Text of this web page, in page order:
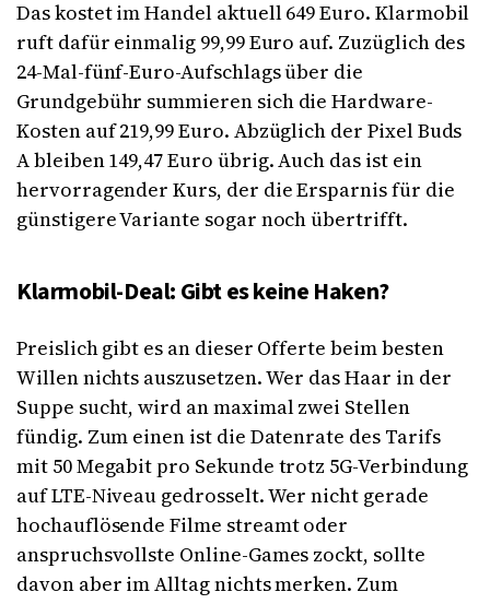
Das kostet im Handel aktuell 649 Euro. Klarmobil
ruft dafür einmalig 99,99 Euro auf. Zuzüglich des
24-Mal-fünf-Euro-Aufschlags über die
Grundgebühr summieren sich die Hardware-
Kosten auf 219,99 Euro. Abzüglich der Pixel Buds
A bleiben 149,47 Euro übrig. Auch das ist ein
hervorragender Kurs, der die Ersparnis für die
günstigere Variante sogar noch übertrifft.
Klarmobil-Deal: Gibt es keine Haken?
Preislich gibt es an dieser Offerte beim besten
Willen nichts auszusetzen. Wer das Haar in der
Suppe sucht, wird an maximal zwei Stellen
fündig. Zum einen ist die Datenrate des Tarifs
mit 50 Megabit pro Sekunde trotz 5G-Verbindung
auf LTE-Niveau gedrosselt. Wer nicht gerade
hochauflösende Filme streamt oder
anspruchsvollste Online-Games zockt, sollte
davon aber im Alltag nichts merken. Zum